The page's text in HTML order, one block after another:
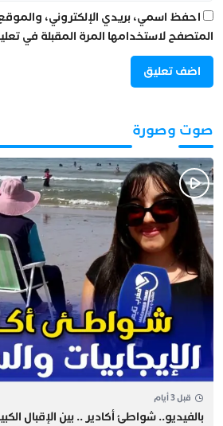
احفظ اسمي، بريدي الإلكتروني،
المتصفح لاستخدامها المرة المقبلة في
صوت وصورة
قبل 3 أيام
بالفيديو.. شواطئ أكادير .. بين الإقبال